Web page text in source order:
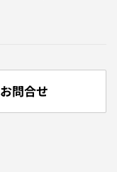
お問合せ